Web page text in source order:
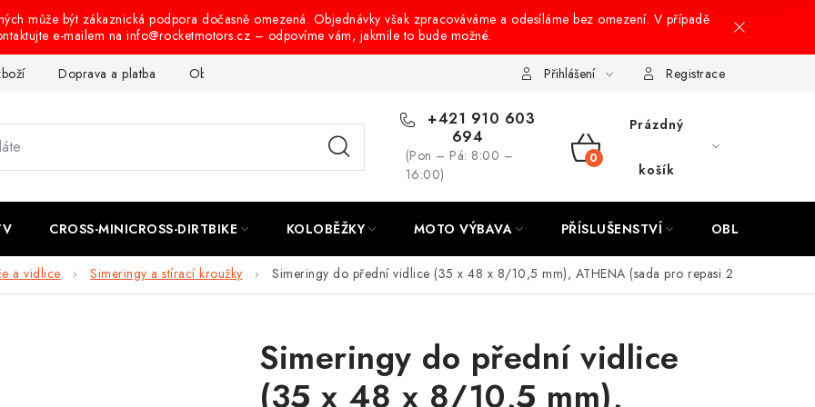
může být zákaznická podpora dočasně omezená. Objednávky však zpracováváme a odesíláme bez omezení. V případě
e-mailem na info@rocketmotors.cz – odpovíme vám, jakmile to bude možné.
Doprava a platba Obchodní podmínky Podmínky ochrany osobních údajů Návody na montáž
Přihlášení Registrace
+421 910 603
694
(Pon – Pá: 8:00 –
16:00)
NÁKUPNÍ
Prázdný
košík
CROSS-MINICROSS-DIRTBIKE KOLOBĚŽKY MOTO VÝBAVA PŘÍSLUŠENSTVÍ OBLEČENÍ
a vidlice Simeringy a stírací kroužky
Simeringy do přední vidlice (35 x 48 x 8/10,5 mm), ATHENA (sada pro repasi 2
Simeringy do přední vidlice
(35 x 48 x 8/10,5 mm),